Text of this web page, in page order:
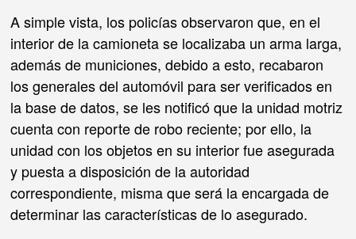
A simple vista, los policías observaron que, en el
interior de la camioneta se localizaba un arma larga,
además de municiones, debido a esto, recabaron
los generales del automóvil para ser verificados en
la base de datos, se les notificó que la unidad motriz
cuenta con reporte de robo reciente; por ello, la
unidad con los objetos en su interior fue asegurada
y puesta a disposición de la autoridad
correspondiente, misma que será la encargada de
determinar las características de lo asegurado.